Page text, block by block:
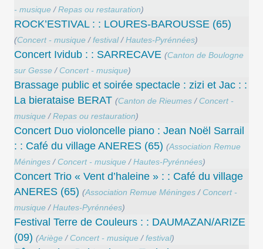
- musique /Repas ou restauration)
ROCK’ESTIVAL : : LOURES-BAROUSSE (65)
(Concert - musique /festival/Hautes-Pyrénnées)
Concert Ividub : : SARRECAVE (Canton de Boulogne
sur Gesse / Concert - musique)
Brassage public et soirée spectacle : zizi et Jac : :
La bierataise BERAT (Canton de Rieumes / Concert -
musique /Repas ou restauration)
Concert Duo violoncelle piano : Jean Noël Sarrail
: : Café du village ANERES (65) (Association Remue
Méninges / Concert - musique /Hautes-Pyrénnées)
Concert Trio « Vent d’haleine » : : Café du village
ANERES (65) (Association Remue Méninges / Concert -
musique /Hautes-Pyrénnées)
Festival Terre de Couleurs : : DAUMAZAN/ARIZE
(09) (Ariège / Concert - musique /festival)